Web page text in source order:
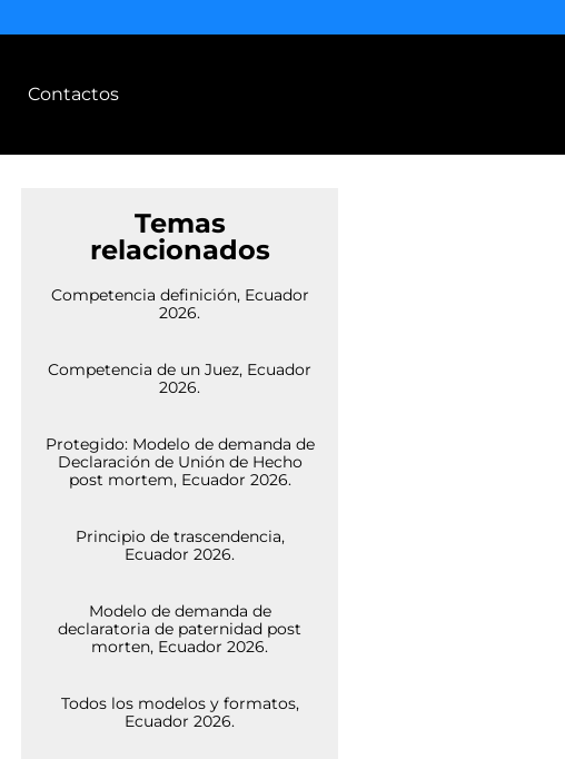
Contactos
Temas
relacionados
Competencia definición, Ecuador
2026.
Competencia de un Juez, Ecuador
2026.
Protegido: Modelo de demanda de
Declaración de Unión de Hecho
post mortem, Ecuador 2026.
Principio de trascendencia,
Ecuador 2026.
Modelo de demanda de
declaratoria de paternidad post
morten, Ecuador 2026.
Todos los modelos y formatos,
Ecuador 2026.